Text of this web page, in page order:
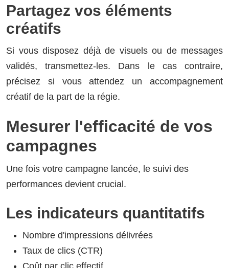
Partagez vos éléments
créatifs
Si vous disposez déjà de visuels ou de messages
validés, transmettez-les. Dans le cas contraire,
précisez si vous attendez un accompagnement
créatif de la part de la régie.
Mesurer l'efficacité de vos
campagnes
Une fois votre campagne lancée, le suivi des
performances devient crucial.
Les indicateurs quantitatifs
Nombre d'impressions délivrées
Taux de clics (CTR)